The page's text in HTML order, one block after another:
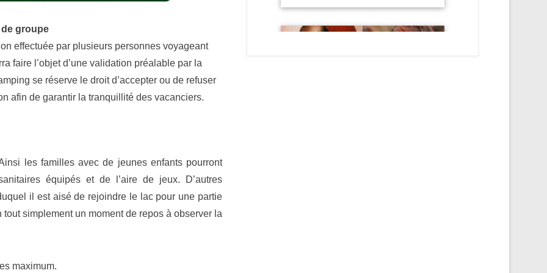
groupe
effectuée par plusieurs personnes voyageant
faire l’objet d’une validation préalable par la
se réserve le droit d’accepter ou de refuser
afin de garantir la tranquillité des vacanciers.
les familles avec de jeunes enfants pourront
équipés et de l’aire de jeux. D’autres
il est aisé de rejoindre le lac pour une partie
simplement un moment de repos à observer la
maximum.